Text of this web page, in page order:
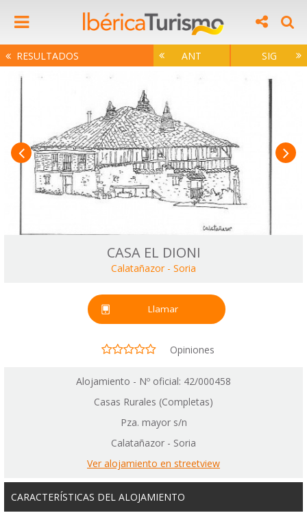
RESULTADOS ANT SIG
CASA EL DIONI
Calatañazor - Soria
Llamar
Opiniones
Alojamiento - Nº oficial: 42/000458
Casas Rurales (Completas)
Pza. mayor s/n
Calatañazor - Soria
Ver alojamiento en streetview
CARACTERÍSTICAS DEL ALOJAMIENTO